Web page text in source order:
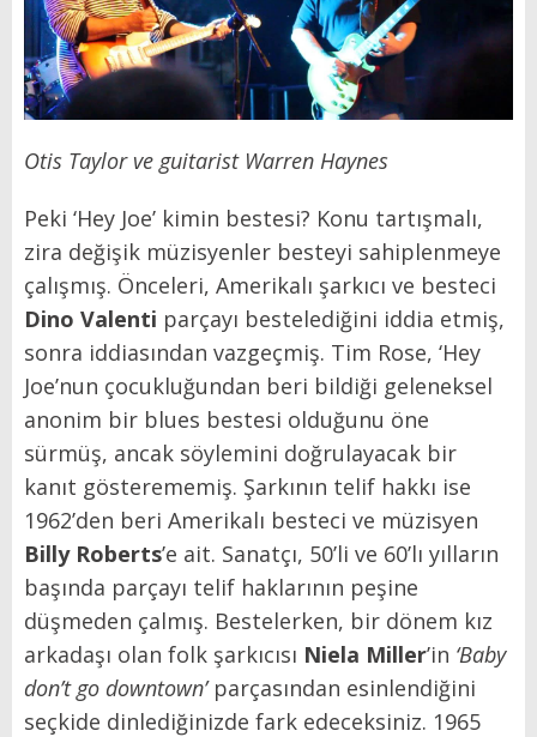
Otis Taylor ve guitarist Warren Haynes
Peki ‘Hey Joe’ kimin bestesi? Konu tartışmalı,
zira değişik müzisyenler besteyi sahiplenmeye
çalışmış. Önceleri, Amerikalı şarkıcı ve besteci
Dino Valenti parçayı bestelediğini iddia etmiş,
sonra iddiasından vazgeçmiş. Tim Rose, ‘Hey
Joe’nun çocukluğundan beri bildiği geleneksel
anonim bir blues bestesi olduğunu öne
sürmüş, ancak söylemini doğrulayacak bir
kanıt gösterememiş. Şarkının telif hakkı ise
1962’den beri Amerikalı besteci ve müzisyen
Billy Roberts’e ait. Sanatçı, 50’li ve 60’lı yılların
başında parçayı telif haklarının peşine
düşmeden çalmış. Bestelerken, bir dönem kız
arkadaşı olan folk şarkıcısı Niela Miller’in ‘Baby
don’t go downtown’parçasından esinlendiğini
seçkide dinlediğinizde fark edeceksiniz. 1965